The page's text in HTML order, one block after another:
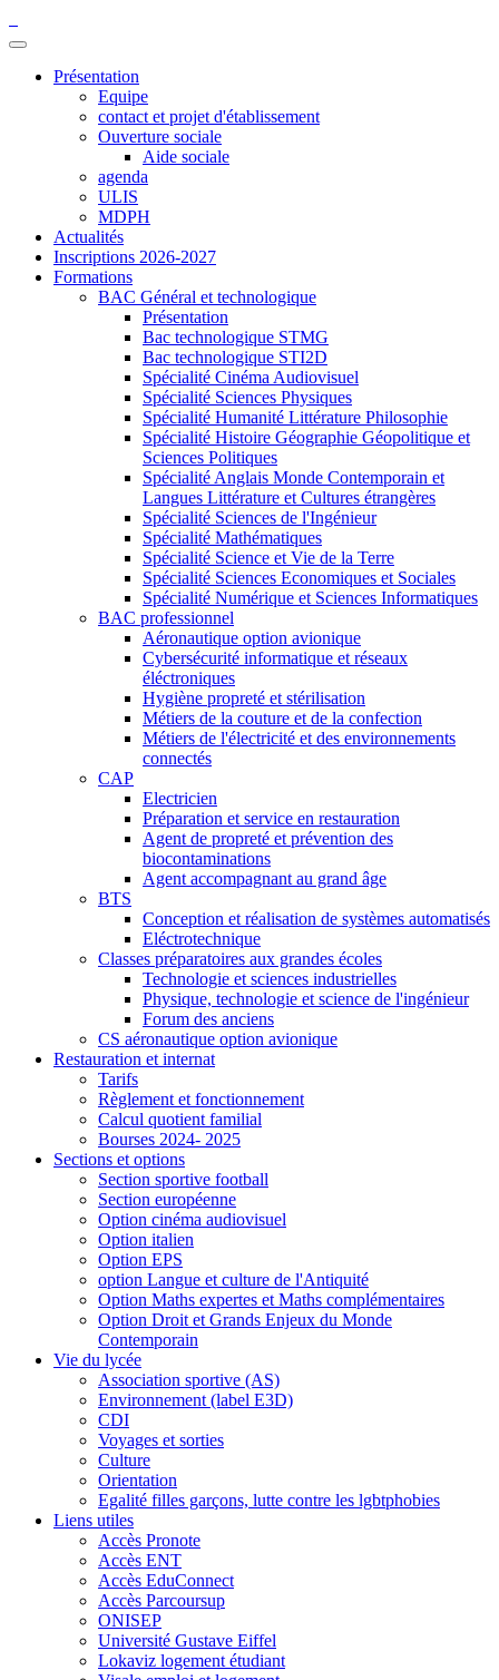
Présentation
Equipe
contact et projet d'établissement
Ouverture sociale
Aide sociale
agenda
ULIS
MDPH
Actualités
Inscriptions 2026-2027
Formations
BAC Général et technologique
Présentation
Bac technologique STMG
Bac technologique STI2D
Spécialité Cinéma Audiovisuel
Spécialité Sciences Physiques
Spécialité Humanité Littérature Philosophie
Spécialité Histoire Géographie Géopolitique et
Sciences Politiques
Spécialité Anglais Monde Contemporain et
Langues Littérature et Cultures étrangères
Spécialité Sciences de l'Ingénieur
Spécialité Mathématiques
Spécialité Science et Vie de la Terre
Spécialité Sciences Economiques et Sociales
Spécialité Numérique et Sciences Informatiques
BAC professionnel
Aéronautique option avionique
Cybersécurité informatique et réseaux
éléctroniques
Hygiène propreté et stérilisation
Métiers de la couture et de la confection
Métiers de l'électricité et des environnements
connectés
CAP
Electricien
Préparation et service en restauration
Agent de propreté et prévention des
biocontaminations
Agent accompagnant au grand âge
BTS
Conception et réalisation de systèmes automatisés
Eléctrotechnique
Classes préparatoires aux grandes écoles
Technologie et sciences industrielles
Physique, technologie et science de l'ingénieur
Forum des anciens
CS aéronautique option avionique
Restauration et internat
Tarifs
Règlement et fonctionnement
Calcul quotient familial
Bourses 2024- 2025
Sections et options
Section sportive football
Section européenne
Option cinéma audiovisuel
Option italien
Option EPS
option Langue et culture de l'Antiquité
Option Maths expertes et Maths complémentaires
Option Droit et Grands Enjeux du Monde
Contemporain
Vie du lycée
Association sportive (AS)
Environnement (label E3D)
CDI
Voyages et sorties
Culture
Orientation
Egalité filles garçons, lutte contre les lgbtphobies
Liens utiles
Accès Pronote
Accès ENT
Accès EduConnect
Accès Parcoursup
ONISEP
Université Gustave Eiffel
Lokaviz logement étudiant